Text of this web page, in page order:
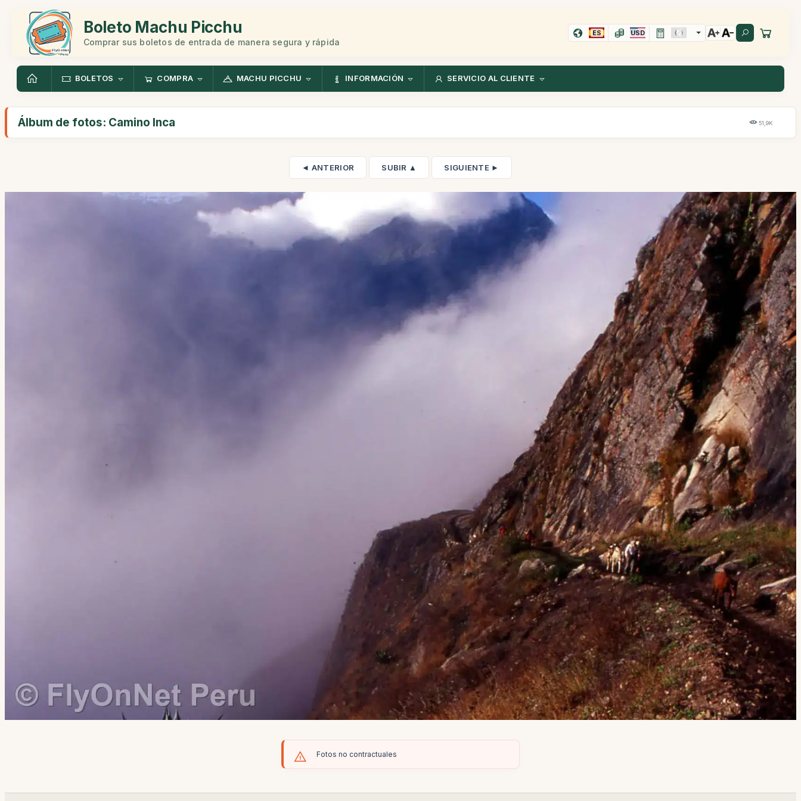
Boleto Machu Picchu
Comprar sus boletos de entrada de manera segura y rápida
ES USD
BOLETOS COMPRA MACHU PICCHU INFORMACIÓN SERVICIO AL CLIENTE
Álbum de fotos: Camino Inca 51,9K
◄ ANTERIOR SUBIR ▲ SIGUIENTE ►
Fotos no contractuales